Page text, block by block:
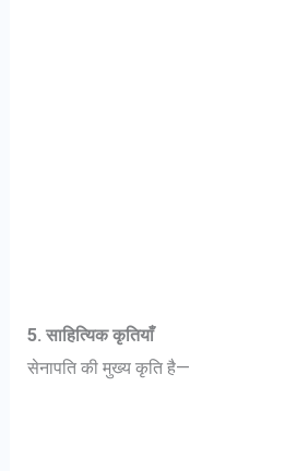
5. साहित्यिक कृतियाँ
सेनापति की मुख्य कृति है—